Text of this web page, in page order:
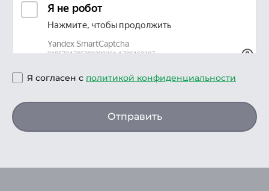
Я согласен с политикой конфиденциальности
Отправить